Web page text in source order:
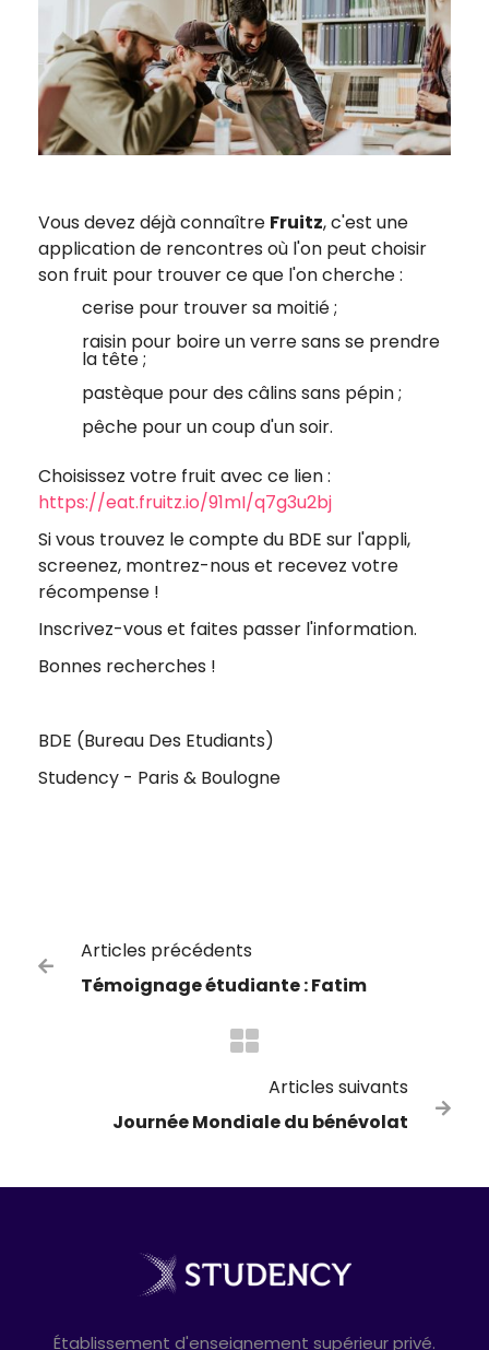
Vous devez déjà connaître Fruitz, c'est une
application de rencontres où l'on peut choisir
son fruit pour trouver ce que l'on cherche :
cerise pour trouver sa moitié ;
raisin pour boire un verre sans se prendre
la tête ;
pastèque pour des câlins sans pépin ;
pêche pour un coup d'un soir.
Choisissez votre fruit avec ce lien :
https://eat.fruitz.io/91mI/q7g3u2bj
Si vous trouvez le compte du BDE sur l'appli,
screenez, montrez-nous et recevez votre
récompense !
Inscrivez-vous et faites passer l'information.
Bonnes recherches !
BDE (Bureau Des Etudiants)
Studency - Paris & Boulogne

Articles précédents
Témoignage étudiante : Fatim
Articles suivants
Journée Mondiale du bénévolat

Établissement d'enseignement supérieur privé.